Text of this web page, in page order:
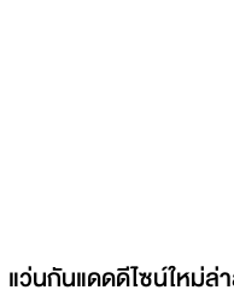
แว่นกันแดดดีไซน์ใหม่